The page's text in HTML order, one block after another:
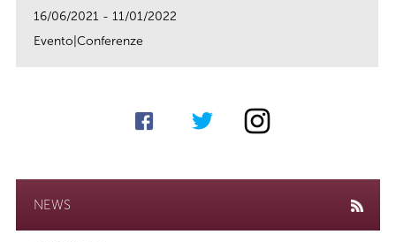
16/06/2021 - 11/01/2022
Evento|Conferenze
NEWS